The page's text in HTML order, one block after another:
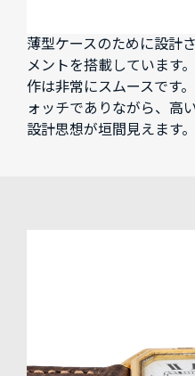
薄型ケースのために設計
メントを搭載しています
作は非常にスムースです
ォッチでありながら、高
設計思想が垣間見えます。